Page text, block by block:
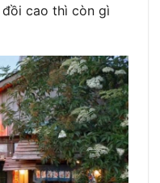
cao thì còn gì